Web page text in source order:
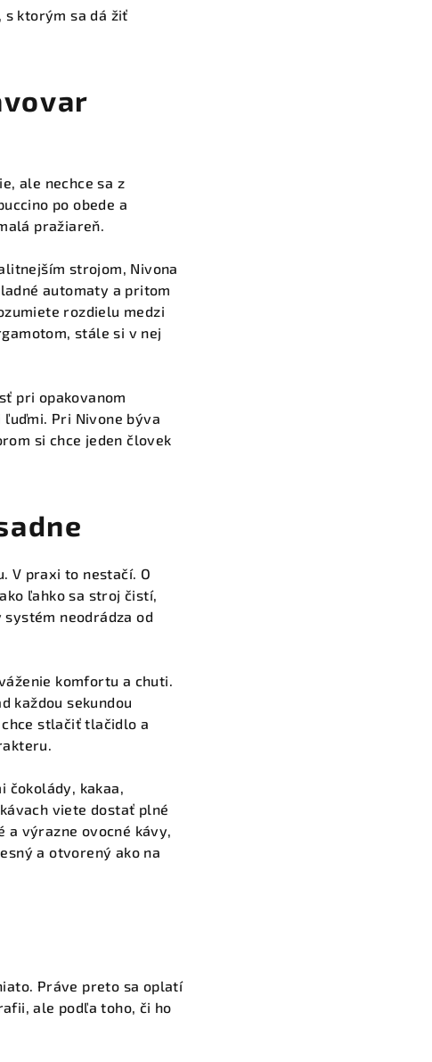
s ktorým sa dá žiť
ale nechce sa z
po obede a
pražiareň.
strojom, Nivona
automaty a pritom
rozdielu medzi
stále si v nej
pri opakovanom
Pri Nivone býva
si chce jeden človek
V praxi to nestačí. O
ľahko sa stroj čistí,
neodrádza od
komfortu a chuti.
každou sekundou
stlačiť tlačidlo a
čokolády, kakaa,
viete dostať plné
a výrazne ovocné kávy,
a otvorený ako na
Práve preto sa oplatí
ale podľa toho, či ho